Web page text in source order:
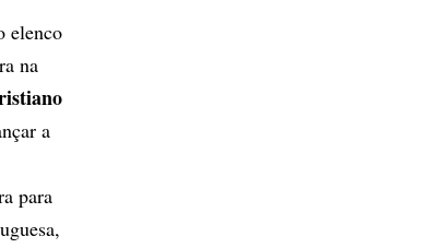
elenco
na
a
para